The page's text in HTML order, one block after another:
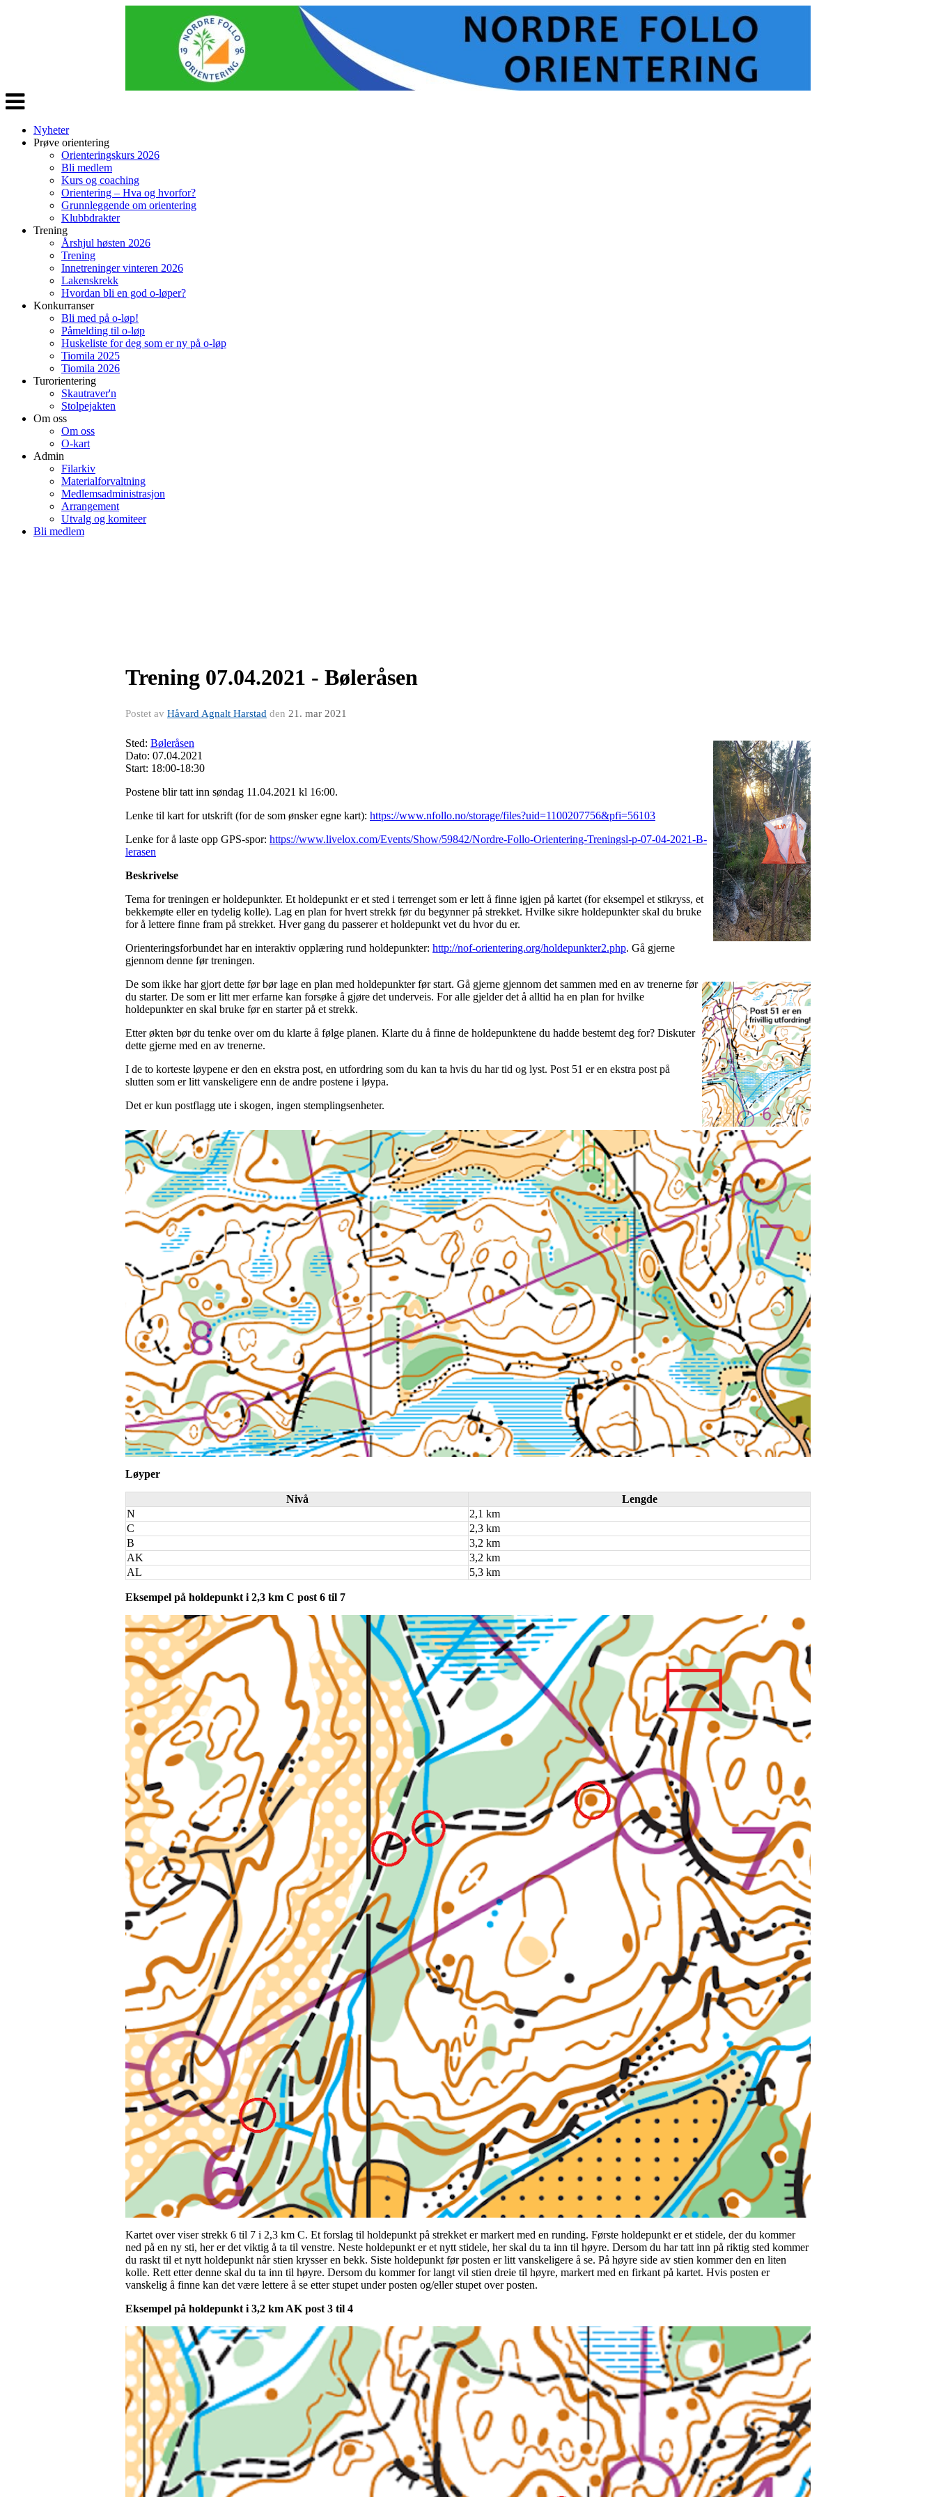
Veksle
navigasjon
Nyheter
Prøve orientering
Orienteringskurs 2026
Bli medlem
Kurs og coaching
Orientering – Hva og hvorfor?
Grunnleggende om orientering
Klubbdrakter
Trening
Årshjul høsten 2026
Trening
Innetreninger vinteren 2026
Lakenskrekk
Hvordan bli en god o-løper?
Konkurranser
Bli med på o-løp!
Påmelding til o-løp
Huskeliste for deg som er ny på o-løp
Tiomila 2025
Tiomila 2026
Turorientering
Skautraver'n
Stolpejakten
Om oss
Om oss
O-kart
Admin
Filarkiv
Materialforvaltning
Medlemsadministrasjon
Arrangement
Utvalg og komiteer
Bli medlem
Trening 07.04.2021 - Bøleråsen
Postet av Håvard Agnalt Harstad den 21. mar 2021
Sted: Bøleråsen
Dato: 07.04.2021
Start: 18:00-18:30
Postene blir tatt inn søndag 11.04.2021 kl 16:00.
Lenke til kart for utskrift (for de som ønsker egne kart): https://www.nfollo.no/storage/files?uid=1100207756&pfi=56103
Lenke for å laste opp GPS-spor: https://www.livelox.com/Events/Show/59842/Nordre-Follo-Orientering-Treningsl-p-07-04-2021-B-
lerasen
Beskrivelse
Tema for treningen er holdepunkter. Et holdepunkt er et sted i terrenget som er lett å finne igjen på kartet (for eksempel et stikryss, et
bekkemøte eller en tydelig kolle). Lag en plan for hvert strekk før du begynner på strekket. Hvilke sikre holdepunkter skal du bruke
for å lettere finne fram på strekket. Hver gang du passerer et holdepunkt vet du hvor du er.
Orienteringsforbundet har en interaktiv opplæring rund holdepunkter: http://nof-orientering.org/holdepunkter2.php. Gå gjerne
gjennom denne før treningen.
De som ikke har gjort dette før bør lage en plan med holdepunkter før start. Gå gjerne gjennom det sammen med en av trenerne før
du starter. De som er litt mer erfarne kan forsøke å gjøre det underveis. For alle gjelder det å alltid ha en plan for hvilke
holdepunkter en skal bruke før en starter på et strekk.
Etter økten bør du tenke over om du klarte å følge planen. Klarte du å finne de holdepunktene du hadde bestemt deg for? Diskuter
dette gjerne med en av trenerne.
I de to korteste løypene er den en ekstra post, en utfordring som du kan ta hvis du har tid og lyst. Post 51 er en ekstra post på
slutten som er litt vanskeligere enn de andre postene i løypa.
Det er kun postflagg ute i skogen, ingen stemplingsenheter.
Løyper
Nivå
Lengde
N
2,1 km
C
2,3 km
B
3,2 km
AK
3,2 km
AL
5,3 km
Eksempel på holdepunkt i 2,3 km C post 6 til 7
Kartet over viser strekk 6 til 7 i 2,3 km C. Et forslag til holdepunkt på strekket er markert med en runding. Første holdepunkt er et stidele, der du kommer
ned på en ny sti, her er det viktig å ta til venstre. Neste holdepunkt er et nytt stidele, her skal du ta inn til høyre. Dersom du har tatt inn på riktig sted kommer
du raskt til et nytt holdepunkt når stien krysser en bekk. Siste holdepunkt før posten er litt vanskeligere å se. På høyre side av stien kommer den en liten
kolle. Rett etter denne skal du ta inn til høyre. Dersom du kommer for langt vil stien dreie til høyre, markert med en firkant på kartet. Hvis posten er
vanskelig å finne kan det være lettere å se etter stupet under posten og/eller stupet over posten.
Eksempel på holdepunkt i 3,2 km AK post 3 til 4